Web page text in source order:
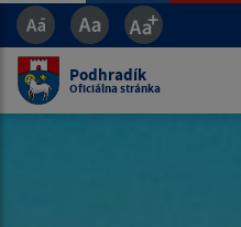
Podhradík
Oficiálna stránka